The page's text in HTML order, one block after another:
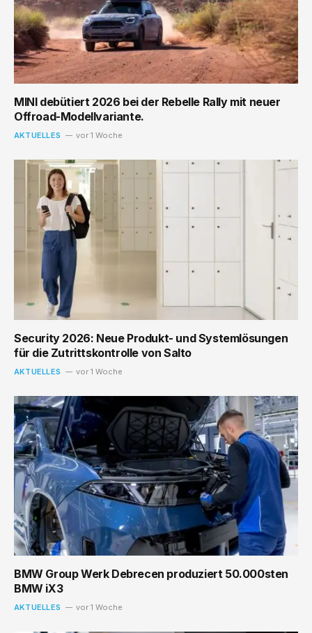
MINI debütiert 2026 bei der Rebelle Rally mit neuer
Offroad-Modellvariante.
AKTUELLES vor 1 Woche
Security 2026: Neue Produkt- und Systemlösungen
für die Zutrittskontrolle von Salto
AKTUELLES vor 1 Woche
BMW Group Werk Debrecen produziert 50.000sten
BMW iX3
AKTUELLES vor 1 Woche